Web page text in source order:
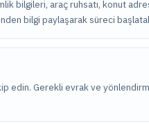
bilgileri, araç ruhsatı, konut
bilgi paylaşarak süreci
edin. Gerekli evrak ve